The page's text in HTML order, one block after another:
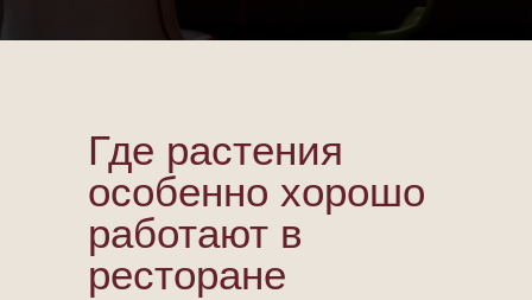
Где растения
особенно хорошо
работают в
ресторане